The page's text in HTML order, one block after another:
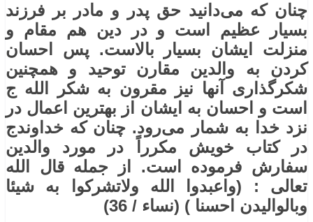
چنان که می‌دانید حق پدر و مادر بر فرزند
بسیار عظیم است و در دین هم مقام و
منزلت ایشان بسیار بالاست. پس احسان
کردن به والدین مقارن توحید و همچنین
شکرگذاری آنها نیز مقرون به شکر الله ج
است و احسان به ایشان از بهترین اعمال در
نزد خدا به شمار می‌رود. چنان که خداوندج
در کتاب خویش مکرراً در مورد والدین
سفارش فرموده است. از جمله قال الله
تعالی : (واعبدوا الله ولاتشرکوا به شیئا
وبالوالیدن احسنا ) (نساء / 36)